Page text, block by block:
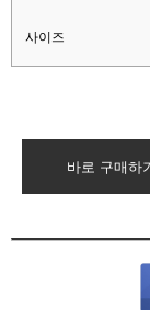
사이즈
바로 구매하